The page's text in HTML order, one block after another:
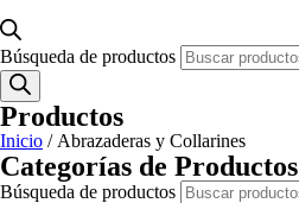
Búsqueda de productos
Productos
Inicio / Abrazaderas y Collarines
Categorías de Productos
Búsqueda de productos